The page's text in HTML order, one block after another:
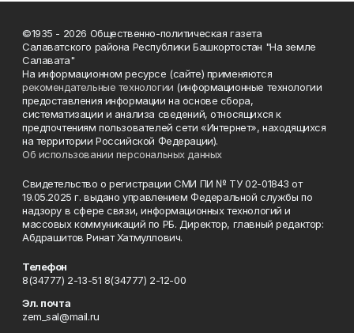
©1935 - 2026 Общественно-политическая газета
Салаватского района Республики Башкортостан "На земле
Салавата"
На информационном ресурсе (сайте) применяются
рекомендательные технологии (информационные технологии
предоставления информации на основе сбора,
систематизации и анализа сведений, относящихся к
предпочтениям пользователей сети «Интернет», находящихся
на территории Российской Федерации).
Об использовании персональных данных
Свидетельство о регистрации СМИ ПИ № ТУ 02-01843 от
19.05.2025 г. выдано управлением Федеральной службы по
надзору в сфере связи, информационных технологий и
массовых коммуникаций по РБ. Директор, главный редактор:
Абдрашитов Ринат Хатмуллович.
Телефон
8(34777) 2-13-51 8(34777) 2-12-00
Эл. почта
zem_sal@mail.ru